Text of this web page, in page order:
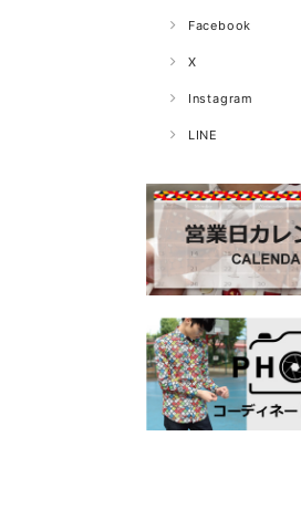
Facebook
X
Instagram
LINE